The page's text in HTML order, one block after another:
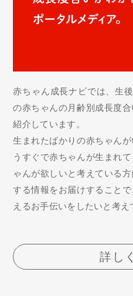
赤ちゃん成長ナビでは、生
の赤ちゃんの月齢別成長度
紹介しています。
生まれたばかりの赤ちゃん
うすぐで赤ちゃんが生まれ
ゃんが欲しいと考えている
する情報をお届けすること
えるお手伝いをしたいと考え
詳し